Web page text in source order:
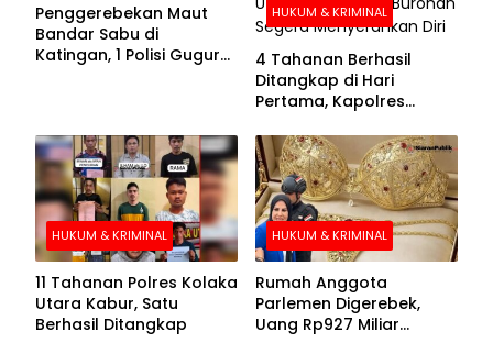
Penggerebekan Maut
Bandar Sabu di
Katingan, 1 Polisi Gugur
HUKUM & KRIMINAL
4 Tahanan Berhasil
Ditangkap di Hari
Pertama, Kapolres
Buronan Segera
Menyerahkan Diri
HUKUM & KRIMINAL
11 Tahanan Polres Kolaka
Utara Kabur, Satu
Berhasil Ditangkap
HUKUM & KRIMINAL
Rumah Anggota
Parlemen Digerebek,
Uang Rp927 Miliar